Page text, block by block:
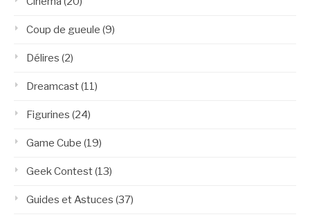
Coup de gueule (9)
Délires (2)
Dreamcast(11)
Figurines (24)
Game Cube (19)
Geek Contest(13)
Guides et Astuces (37)